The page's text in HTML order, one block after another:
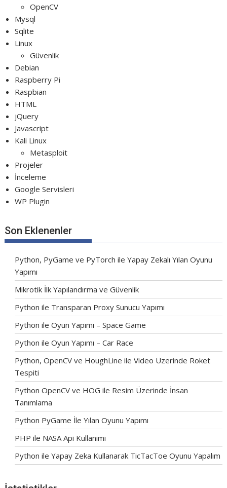
OpenCV
Mysql
Sqlite
Linux
Güvenlik
Debian
Raspberry Pi
Raspbian
HTML
jQuery
Javascript
Kali Linux
Metasploit
Projeler
İnceleme
Google Servisleri
WP Plugin
Son Eklenenler
Python, PyGame ve PyTorch ile Yapay Zekalı Yılan Oyunu
Yapımı
Mikrotik İlk Yapılandırma ve Güvenlik
Python ile Transparan Proxy Sunucu Yapımı
Python ile Oyun Yapımı – Space Game
Python ile Oyun Yapımı – Car Race
Python, OpenCV ve HoughLine ile Video Üzerinde Roket
Tespiti
Python OpenCV ve HOG ile Resim Üzerinde İnsan
Tanımlama
Python PyGame İle Yılan Oyunu Yapımı
PHP ile NASA Api Kullanımı
Python ile Yapay Zeka Kullanarak TicTacToe Oyunu Yapalım